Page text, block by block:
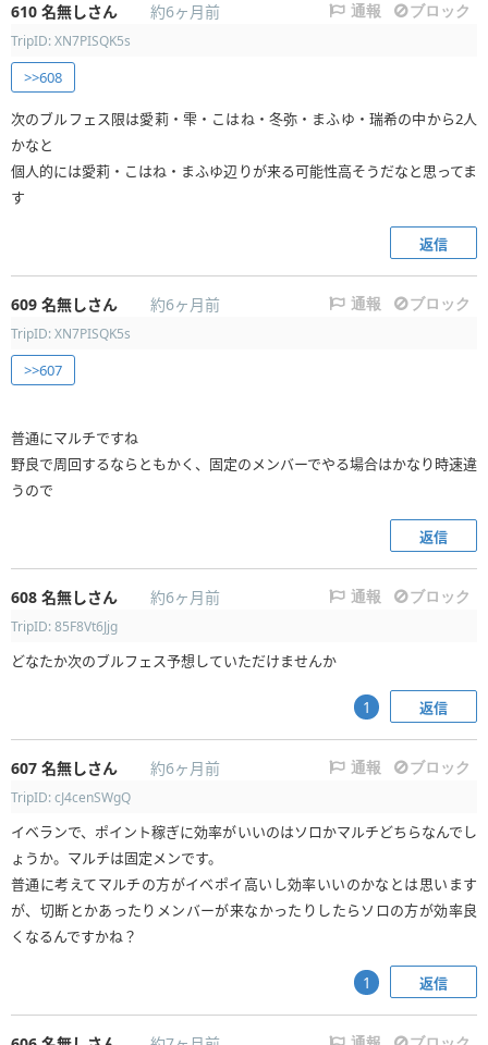
610 名無しさん 約6ヶ月前 通報 ブロック
TripID: XN7PISQK5s
>>608
次のブルフェス限は愛莉・雫・こはね・冬弥・まふゆ・瑞希の中から2人
かなと
個人的には愛莉・こはね・まふゆ辺りが来る可能性高そうだなと思ってま
す
返信
609 名無しさん 約6ヶ月前 通報 ブロック
TripID: XN7PISQK5s
>>607
普通にマルチですね
野良で周回するならともかく、固定のメンバーでやる場合はかなり時速違
うので
返信
608 名無しさん 約6ヶ月前 通報 ブロック
TripID: 85F8Vt6Jjg
どなたか次のブルフェス予想していただけませんか
返信
1
607 名無しさん 約6ヶ月前 通報 ブロック
TripID: cJ4cenSWgQ
イベランで、ポイント稼ぎに効率がいいのはソロかマルチどちらなんでし
ょうか。マルチは固定メンです。
普通に考えてマルチの方がイベポイ高いし効率いいのかなとは思います
が、切断とかあったりメンバーが来なかったりしたらソロの方が効率良
くなるんですかね？
返信
1